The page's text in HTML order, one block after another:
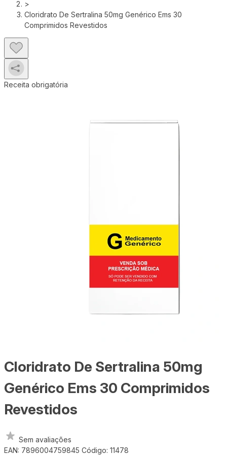
>
Cloridrato De Sertralina 50mg Genérico Ems 30
Comprimidos Revestidos
Receita obrigatória
Cloridrato De Sertralina 50mg
Genérico Ems 30 Comprimidos
Revestidos
Sem avaliações
EAN: 7896004759845 Código: 11478